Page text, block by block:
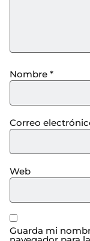
Nombre *
Correo
Web
Guarda mi